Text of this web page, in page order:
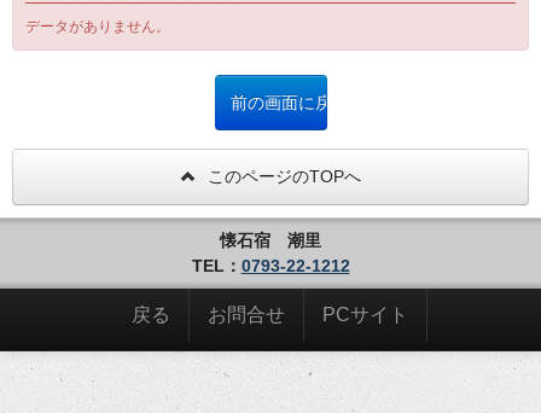
データがありません。
このページのTOPへ
懐石宿 潮里
TEL： 0793-22-1212
戻る お問合せ PCサイト